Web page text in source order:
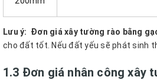
Lưu ý: Đơn giá xây tường rào bằng
cho đất tốt. Nếu đất yếu sẽ phát sinh
1.3 Đơn giá nhân công xây